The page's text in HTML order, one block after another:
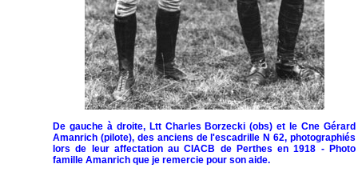
De gauche à droite, Ltt Charles Borzecki (obs) et le Cne Gérard
Amanrich (pilote), des anciens de l'escadrille N 62, photographiés
lors de leur affectation au CIACB de Perthes en 1918 - Photo
famille Amanrich que je remercie pour son aide.